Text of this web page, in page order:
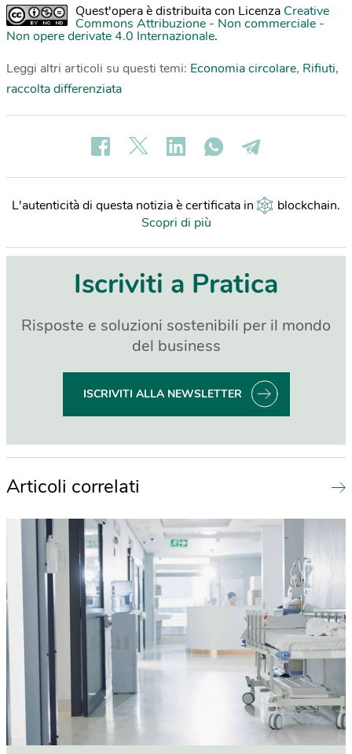
Quest'opera è distribuita con Licenza Creative
Commons Attribuzione - Non commerciale -
Non opere derivate 4.0 Internazionale.
Leggi altri articoli su questi temi: Economia circolare, Rifiuti,
raccolta differenziata
L'autenticità di questa notizia è certificata in blockchain.
Scopri di più
Iscriviti a Pratica
Risposte e soluzioni sostenibili per il mondo
del business
ISCRIVITI ALLA NEWSLETTER
Articoli correlati